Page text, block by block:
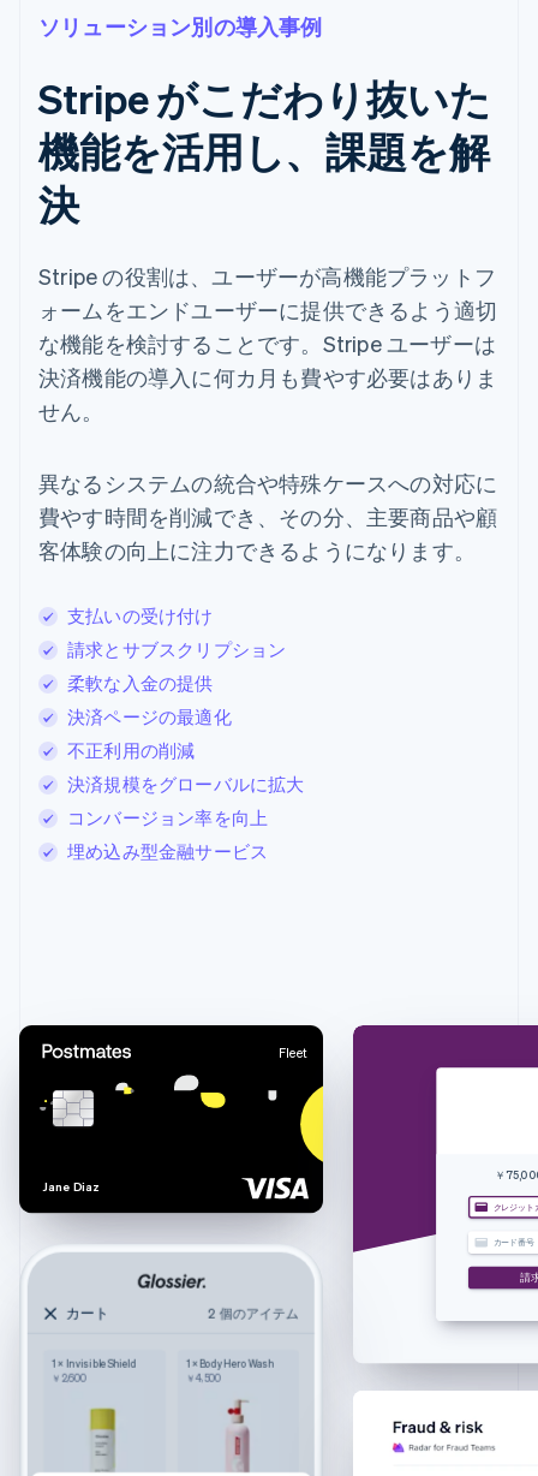
ソリューション別の導入事例
Stripe がこだわり抜いた
機能を活用し、課題を解
決
Stripe の役割は、ユーザーが高機能プラットフ
ォームをエンドユーザーに提供できるよう適切
な機能を検討することです。Stripe ユーザーは
決済機能の導入に何カ月も費やす必要はありま
せん。
異なるシステムの統合や特殊ケースへの対応に
費やす時間を削減でき、その分、主要商品や顧
客体験の向上に注力できるようになります。
支払いの受け付け
請求とサブスクリプション
柔軟な入金の提供
決済ページの最適化
不正利用の削減
決済規模をグローバルに拡大
コンバージョン率を向上
埋め込み型金融サービス
Fleet
Jane Diaz
￥
クレジット
カード番号
請
Wilkie
機能性抜群
大き目のキャリーバッグ
￥24,500
カート 2 個のアイテム
1 × Invisible Shield
￥2,600
1 × Body Hero Wash
￥4,500
アメリカ
EnglishEspañol
アラブ首長国連邦
English
イギリス
イタリア
English
エストニア
オーストラリア
オーストリア
オランダ
Nederlands
カナダ